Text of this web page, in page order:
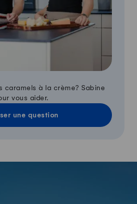
caramels à la crème? Sabine
vous aider.
une question